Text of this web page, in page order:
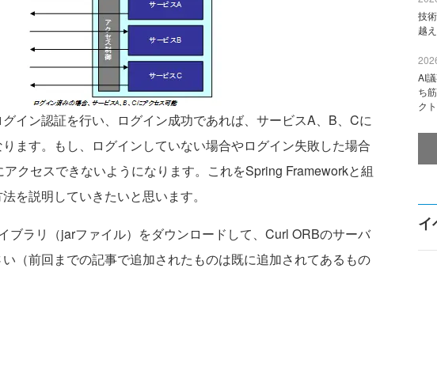
イン認証を行い、ログイン成功であれば、サービスA、B、Cに
ます。もし、ログインしていない場合やログイン失敗した場合
クセスできないようになります。これをSpring Frameworkと組
を説明していきたいと思います。
ブラリ（jarファイル）をダウンロードして、Curl ORBのサーバ
（前回までの記事で追加されたものは既に追加されてあるもの
技
越
AI
ち
ク
イ